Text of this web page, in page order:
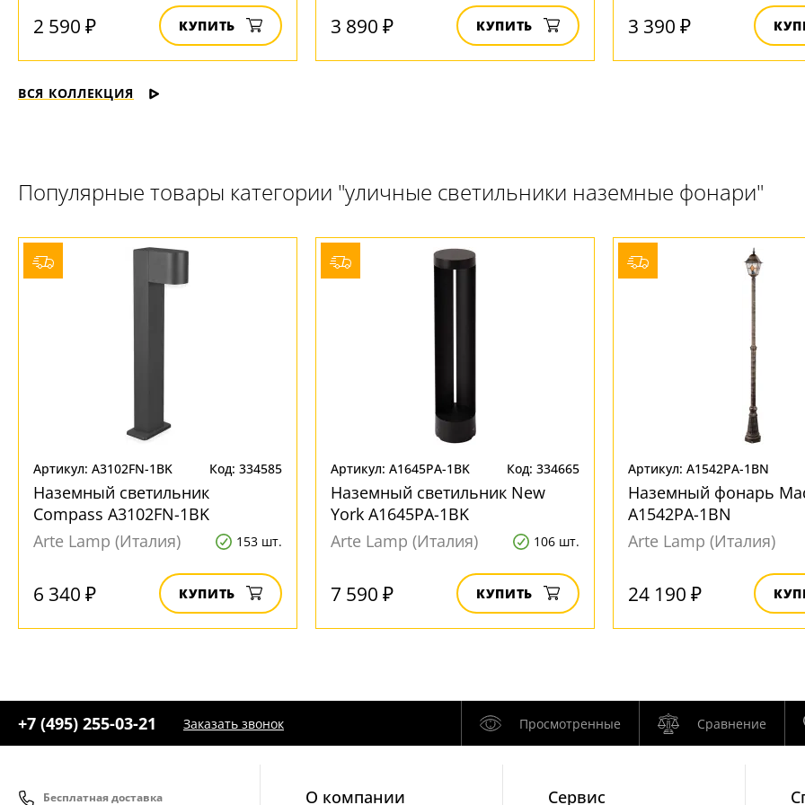
2 590 ₽ КУПИТЬ 3 890 ₽ КУПИТЬ 3 390 ₽
ВСЯ КОЛЛЕКЦИЯ
Популярные товары категории "уличные светильники наземные фонари"
Артикул: A3102FN-1BK Код: 334585
Наземный светильник
Compass A3102FN-1BK
Arte Lamp (Италия)
153 шт.
6 340 ₽ КУПИТЬ
Артикул: A1645PA-1BK Код: 334665
Наземный светильник New
York A1645PA-1BK
Arte Lamp (Италия)
106 шт.
7 590 ₽ КУПИТЬ
Артикул: A1542PA-1BN
Наземный фонарь
A1542PA-1BN
Arte Lamp (Италия)
24 190 ₽
+7 (495) 255-03-21 Заказать звонок Просмотренные Сравнение
Бесплатная доставка О компании Cервис